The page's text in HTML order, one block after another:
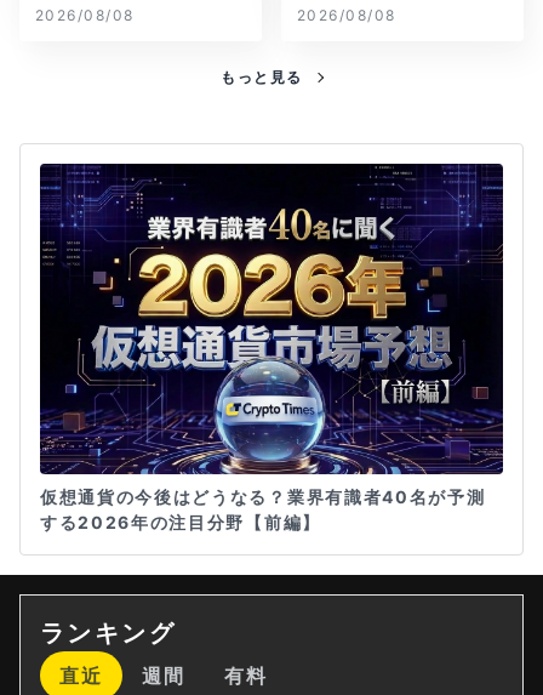
2026/08/08 2026/08/08
もっと見る
仮想通貨の今後はどうなる？業界有識者40名が予測
する2026年の注目分野【前編】
ランキング
直近 週間 有料